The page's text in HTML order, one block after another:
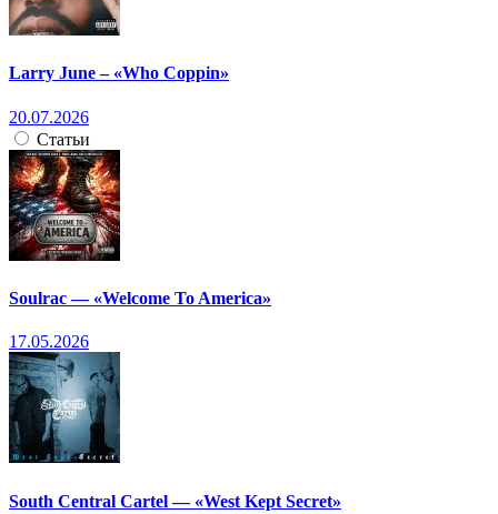
Larry June – «Who Coppin»
20.07.2026
Статьи
Soulrac — «Welcome To America»
17.05.2026
South Central Cartel — «West Kept Secret»